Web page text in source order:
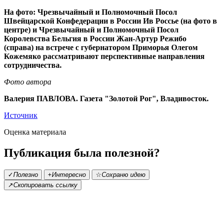
На фото: Чрезвычайный и Полномочный Посол
Швейцарской Конфедерации в России Ив Россье (на фото в
центре) и Чрезвычайный и Полномочный Посол
Королевства Бельгия в России Жан-Артур Режибо
(справа) на встрече с губернатором Приморья Олегом
Кожемяко рассматривают перспективные направления
сотрудничества.
Фото автора
Валерия ПАВЛОВА. Газета "Золотой Рог", Владивосток.
Источник
Оценка материала
Публикация была полезной?
✓Полезно +Интересно ☆Сохраню идею
↗Скопировать ссылку